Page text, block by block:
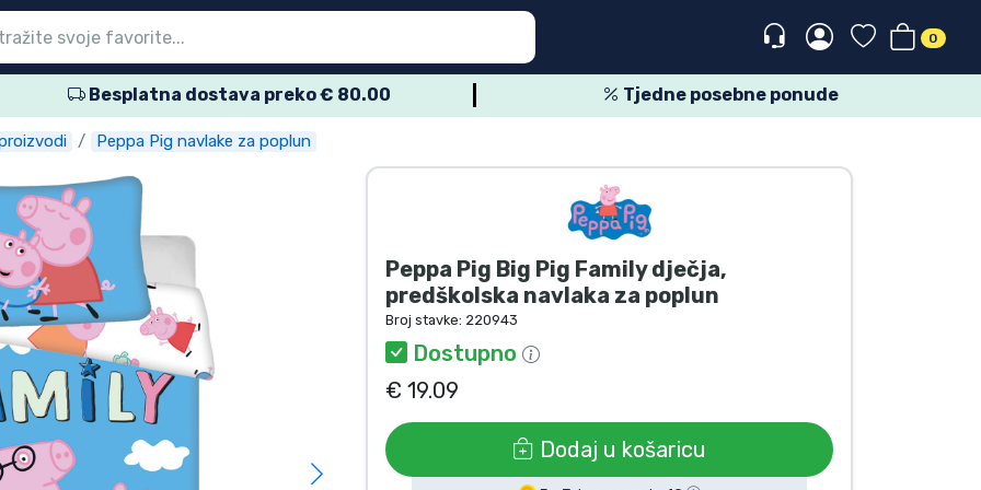
0
Besplatna dostava preko € 80.00 Tjedne posebne ponude
Peppa Pig navlake za poplun
Peppa Pig Big Pig Family dječja,
predškolska navlaka za poplun
Broj stavke: 220943
Dostupno
€ 19.09
Dodaj u košaricu
glavni izbornik
glavni izbornik
glavni izbornik
glavni izbornik
glavni izbornik
glavni izbornik
glavni izbornik
glavni izbornik
glavni izbornik